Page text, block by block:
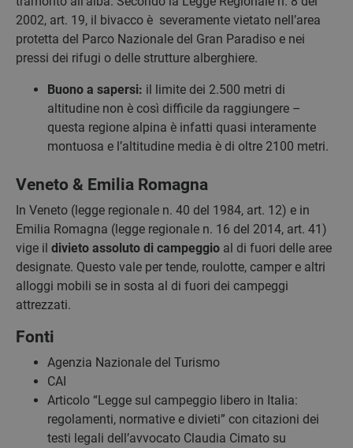
2002, art. 19, il bivacco è severamente vietato nell’area
protetta del Parco Nazionale del Gran Paradiso e nei
pressi dei rifugi o delle strutture alberghiere.
Buono a sapersi: il limite dei 2.500 metri di
altitudine non è così difficile da raggiungere –
questa regione alpina è infatti quasi interamente
montuosa e l’altitudine media è di oltre 2100 metri.
Veneto & Emilia Romagna
In Veneto (legge regionale n. 40 del 1984, art. 12) e in
Emilia Romagna (legge regionale n. 16 del 2014, art. 41)
vige il divieto assoluto di campeggio al di fuori delle aree
designate. Questo vale per tende, roulotte, camper e altri
alloggi mobili se in sosta al di fuori dei campeggi
attrezzati.
Fonti
Agenzia Nazionale del Turismo
CAI
Articolo “Legge sul campeggio libero in Italia:
regolamenti, normative e divieti” con citazioni dei
testi legali dell’avvocato Claudia Cimato su